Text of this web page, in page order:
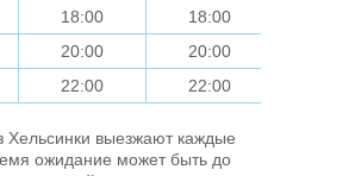
18:00 18:00
20:00 20:00
22:00 22:00
Хельсинки выезжают каждые
ожидание может быть до